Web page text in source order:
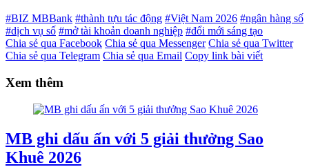
#BIZ MBBank #thành tựu tác động #Việt Nam 2026 #ngân hàng số
#dịch vụ số #mở tài khoản doanh nghiệp #đổi mới sáng tạo
Chia sẻ qua Facebook Chia sẻ qua Messenger Chia sẻ qua Twitter
Chia sẻ qua Telegram Chia sẻ qua Email Copy link bài viết
Xem thêm
MB ghi dấu ấn với 5 giải thưởng Sao
Khuê 2026